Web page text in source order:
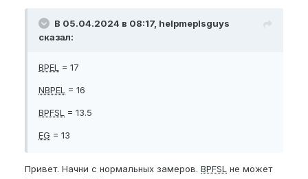
В 05.04.2024 в 08:17, helpmeplsguys
сказал:
BPEL = 17
NBPEL = 16
BPFSL = 13.5
EG = 13
Привет. Начни с нормальных замеров. BPFSL не может